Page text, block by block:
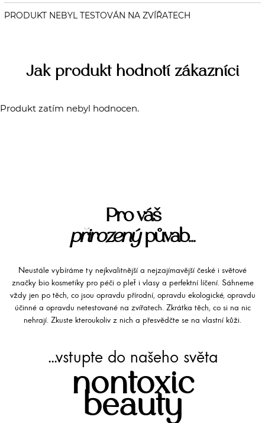
Jak produkt hodnotí zákazníci
Produkt zatím nebyl hodnocen.
Pro váš
přirozenýpůvab...
Neustále vybíráme ty nejkvalitnější a nejzajímavější české i světové
značky bio kosmetiky pro péči o pleť i vlasy a perfektní líčení. Sáhneme
vždy jen po těch, co jsou opravdu přírodní, opravdu ekologické, opravdu
účinné a opravdu netestované na zvířatech. Zkrátka těch, co si na nic
nehrají. Zkuste kteroukoliv z nich a přesvědčte se na vlastní kůži.
...vstupte do našeho světa
nontoxic
beauty